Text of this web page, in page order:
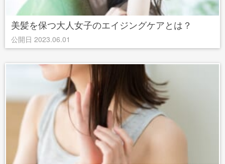
美髪を保つ大人女子のエイジングケアとは？
公開日 2023.06.01